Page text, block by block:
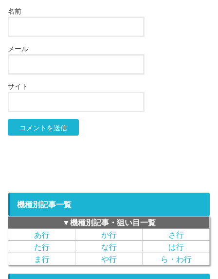
名前
メール
サイト
機種別記事一覧
▼機種別記事・狙い目一覧
あ行
か行
さ行
た行
な行
は行
ま行
や行 ら・わ行